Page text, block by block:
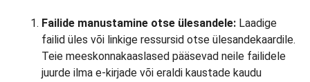
Failide manustamine otse ülesandele: Laadige
failid üles või linkige ressursid otse ülesandekaardile.
Teie meeskonnakaaslased pääsevad neile failidele
juurde ilma e-kirjade või eraldi kaustade kaudu